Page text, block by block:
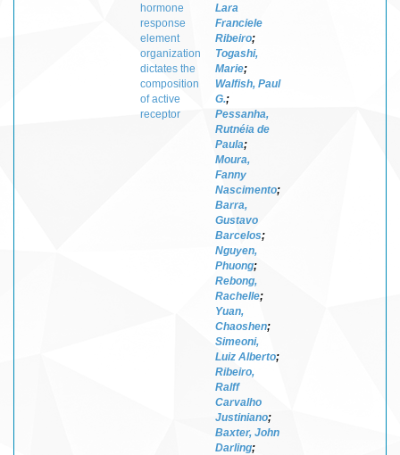
hormone
response
element
organization
dictates the
composition
of active
receptor
Lara
Franciele
Ribeiro;
Togashi,
Marie;
Walfish, Paul
G.;
Pessanha,
Rutnéia de
Paula;
Moura,
Fanny
Nascimento;
Barra,
Gustavo
Barcelos;
Nguyen,
Phuong;
Rebong,
Rachelle;
Yuan,
Chaoshen;
Simeoni,
Luiz Alberto;
Ribeiro,
Ralff
Carvalho
Justiniano;
Baxter, John
Darling;